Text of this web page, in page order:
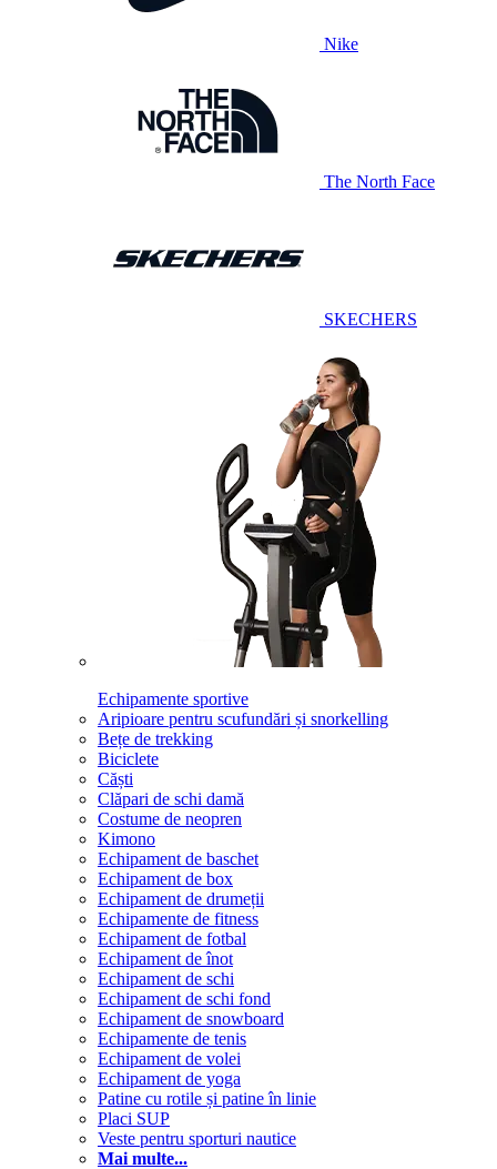
Nike
The North Face
SKECHERS
Echipamente sportive
Aripioare pentru scufundări și snorkelling
Bețe de trekking
Biciclete
Căști
Clăpari de schi damă
Costume de neopren
Kimono
Echipament de baschet
Echipament de box
Echipament de drumeții
Echipamente de fitness
Echipament de fotbal
Echipament de înot
Echipament de schi
Echipament de schi fond
Echipament de snowboard
Echipamente de tenis
Echipament de volei
Echipament de yoga
Patine cu rotile și patine în linie
Placi SUP
Veste pentru sporturi nautice
Mai multe...